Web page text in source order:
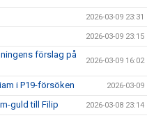
2026-03-09 23:31
2026-03-09 23:15
förslag på
2026-03-09 16:02
i P19-försöken 2026-03-09
guld till Filip 2026-03-08 23:14